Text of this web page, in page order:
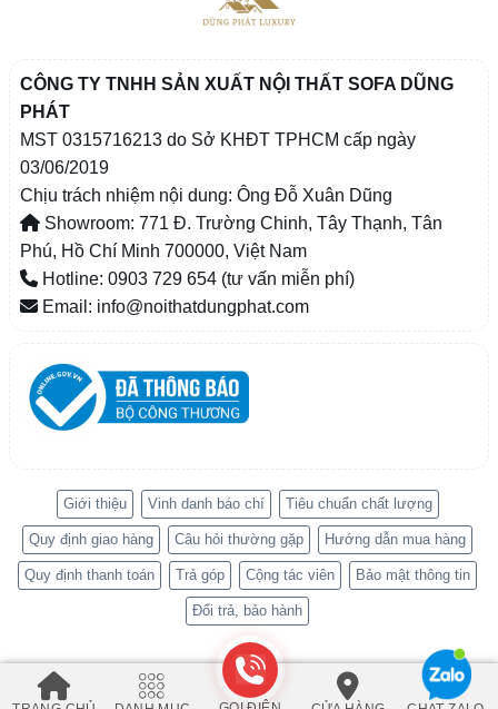
CÔNG TY TNHH SẢN XUẤT NỘI THẤT SOFA DŨNG
PHÁT
MST 0315716213 do Sở KHĐT TPHCM cấp ngày
03/06/2019
Chịu trách nhiệm nội dung: Ông Đỗ Xuân Dũng
Showroom: 771 Đ. Trường Chinh, Tây Thạnh, Tân
Phú, Hồ Chí Minh 700000, Việt Nam
Hotline: 0903 729 654 (tư vấn miễn phí)
Email: info@noithatdungphat.com
Giới thiệu Vinh danh báo chí Tiêu chuẩn chất lượng
Quy định giao hàng Câu hỏi thường gặp Hướng dẫn mua hàng
Quy định thanh toán Trả góp Cộng tác viên Bảo mật thông tin
Đổi trả, bảo hành